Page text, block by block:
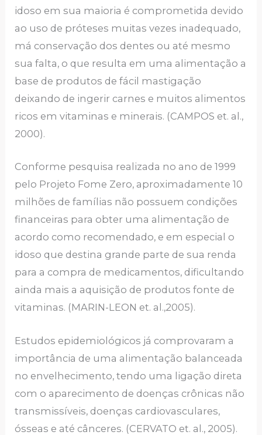
idoso em sua maioria é comprometida devido
ao uso de próteses muitas vezes inadequado,
má conservação dos dentes ou até mesmo
sua falta, o que resulta em uma alimentação a
base de produtos de fácil mastigação
deixando de ingerir carnes e muitos alimentos
ricos em vitaminas e minerais. (CAMPOS et. al.,
2000).
Conforme pesquisa realizada no ano de 1999
pelo Projeto Fome Zero, aproximadamente 10
milhões de famílias não possuem condições
financeiras para obter uma alimentação de
acordo como recomendado, e em especial o
idoso que destina grande parte de sua renda
para a compra de medicamentos, dificultando
ainda mais a aquisição de produtos fonte de
vitaminas. (MARIN-LEON et. al.,2005).
Estudos epidemiológicos já comprovaram a
importância de uma alimentação balanceada
no envelhecimento, tendo uma ligação direta
com o aparecimento de doenças crônicas não
transmissíveis, doenças cardiovasculares,
ósseas e até cânceres. (CERVATO et. al., 2005).